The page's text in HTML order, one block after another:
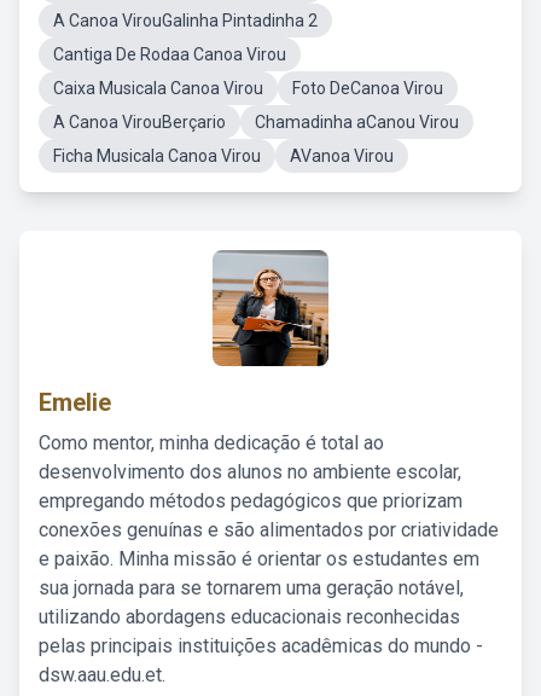
A Canoa VirouGalinha Pintadinha 2
Cantiga De Rodaa Canoa Virou
Caixa Musicala Canoa Virou
Foto DeCanoa Virou
A Canoa VirouBerçario
Chamadinha aCanou Virou
Ficha Musicala Canoa Virou
AVanoa Virou
Emelie
Como mentor, minha dedicação é total ao
desenvolvimento dos alunos no ambiente escolar,
empregando métodos pedagógicos que priorizam
conexões genuínas e são alimentados por criatividade
e paixão. Minha missão é orientar os estudantes em
sua jornada para se tornarem uma geração notável,
utilizando abordagens educacionais reconhecidas
pelas principais instituições acadêmicas do mundo -
dsw.aau.edu.et.